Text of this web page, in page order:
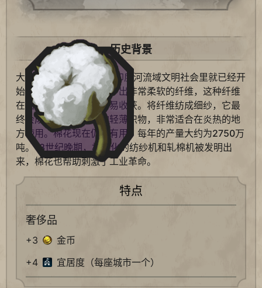
历史背景
大约7千年前，在早期的印度河流域文明社会里就已经开
始耕种棉花，棉树能生产出非常柔软的纤维，这种纤维
在圆荚里成熟，且很容易收获。将纤维纺成细纱，它最
终会成为柔软、顺滑的轻薄织物，非常适合在炎热的地
方使用。棉花现在仍然有用，每年的产量大约为2750万
吨。18世纪晚期，机械化的纺纱机和轧棉机被发明出
来，棉花也帮助刺激了工业革命。
特点
奢侈品
+3
金币
+4
宜居度（每座城市一个）